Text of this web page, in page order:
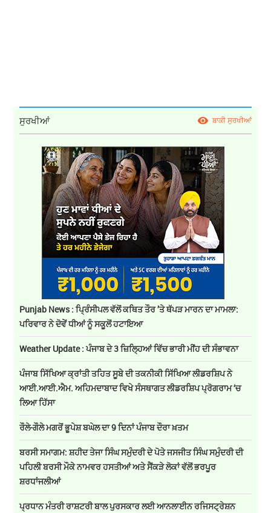
ਸੁਰਖੀਆਂ ਬਾਕੀ ਸੁਰਖੀਆਂ
Punjab News : ਪ੍ਰਿੰਸੀਪਲ ਵੱਲੋਂ ਕਥਿਤ ਤੌਰ ’ਤੇ ਥੱਪੜ ਮਾਰਨ ਦਾ ਮਾਮਲਾ:
ਪਰਿਵਾਰ ਨੇ ਦੋਵੇਂ ਧੀਆਂ ਨੂੰ ਸਕੂਲੋਂ ਹਟਾਇਆ
Weather Update : ਪੰਜਾਬ ਦੇ 3 ਜ਼ਿਲ੍ਹਿਆਂ ਵਿੱਚ ਭਾਰੀ ਮੀਂਹ ਦੀ ਸੰਭਾਵਨਾ
ਪੰਜਾਬ ਸਿੱਖਿਆ ਕ੍ਰਾਂਤੀ ਤਹਿਤ ਸੂਬੇ ਦੀ ਤਕਨੀਕੀ ਸਿੱਖਿਆ ਲੀਡਰਸ਼ਿਪ ਨੇ
ਆਈ.ਆਈ.ਐਮ. ਅਹਿਮਦਾਬਾਦ ਵਿਖੇ ਸੰਸਥਾਗਤ ਲੀਡਰਸ਼ਿਪ ਪ੍ਰੋਗਰਾਮ ‘ਚ
ਲਿਆ ਹਿੱਸਾ
ਰੌਲੇ-ਗੌਲੇ ਮਗਰੋਂ ਭੂਪੇਸ਼ ਬਘੇਲ ਦਾ 9 ਦਿਨਾਂ ਪੰਜਾਬ ਦੌਰਾ ਖ਼ਤਮ
ਬਰਸੀ ਸਮਾਗਮ: ਸ਼ਹੀਦ ਤੇਜਾ ਸਿੰਘ ਸਮੁੰਦਰੀ ਦੇ ਪੋਤੇ ਜਸਜੀਤ ਸਿੰਘ ਸਮੁੰਦਰੀ ਦੀ
ਪਹਿਲੀ ਬਰਸੀ ਮੌਕੇ ਨਾਮਵਰ ਹਸਤੀਆਂ ਅਤੇ ਸੈਂਕੜੇ ਲੋਕਾਂ ਵੱਲੋਂ ਭਰਪੂਰ
ਸ਼ਰਧਾਂਜਲੀਆਂ
ਪ੍ਰਧਾਨ ਮੰਤਰੀ ਰਾਸ਼ਟਰੀ ਬਾਲ ਪੁਰਸਕਾਰ ਲਈ ਆਨਲਾਈਨ ਰਜਿਸਟ੍ਰੇਸ਼ਨ